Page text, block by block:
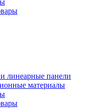
линеарные панели
материалы